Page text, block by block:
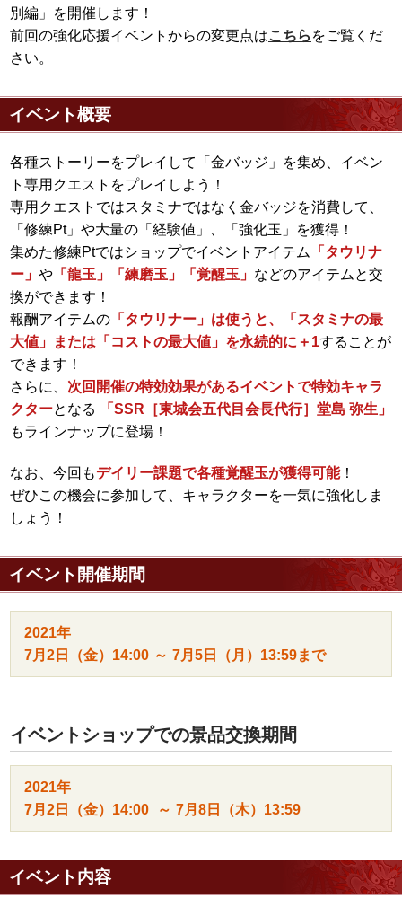
別編」を開催します！
前回の強化応援イベントからの変更点はこちら をご覧くだ
さい。
イベント概要
各種ストーリーをプレイして「金バッジ」を集め、イベン
ト専用クエストをプレイしよう！
専用クエストではスタミナではなく金バッジを消費して、
「修練Pt」や大量の「経験値」、「強化玉」を獲得！
集めた修練Ptではショップでイベントアイテム
「タウリナ
ー」 や 「龍玉」 「練磨玉」 「覚醒玉」 などのアイテムと交
換ができます！
報酬アイテムの 「タウリナー」は使うと、「スタミナの最
大値」または「コストの最大値」を永続的に＋1することが
できます！
さらに、 次回開催の特効効果があるイベントで特効キャラ
クターとなる
「SSR［東城会五代目会長代行］堂島 弥生」
もラインナップに登場！
なお、今回もデイリー課題で各種覚醒玉が獲得可能！
ぜひこの機会に参加して、キャラクターを一気に強化しま
しょう！
イベント開催期間
2021年
7月2日（金） 14:00 ～ 7月5日（月） 13:59まで
イベントショップでの景品交換期間
2021年
7月2日（金） 14:00 ～ 7月8日（木） 13:59
イベント内容